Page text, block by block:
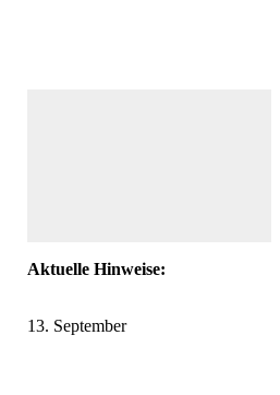
Aktuelle Hinweise:
13. September